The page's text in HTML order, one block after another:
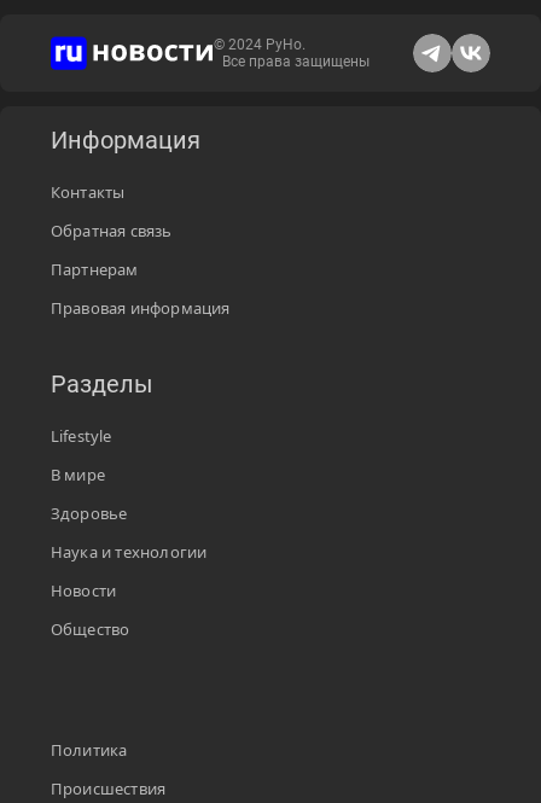
© 2024 РуНо.
Все права защищены
Информация
Контакты
Обратная связь
Партнерам
Правовая информация
Разделы
Lifestyle
В мире
Здоровье
Наука и технологии
Новости
Общество
Политика
Происшествия